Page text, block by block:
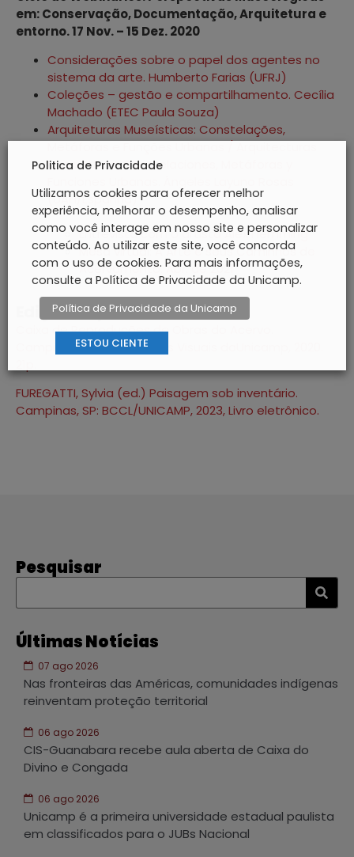
em: Conservação, Documentação, Arquitetura e
entorno. 17 Nov. – 15 Dez. 2020
Considerações sobre o papel dos agentes no
sistema da arte. Humberto Farias (UFRJ)
Coleções – gestão e compartilhamento. Cecília
Machado (ETEC Paula Souza)
Arquiteturas Museísticas: Constelações,
Museísticas: Constelaciones, Metáforas y
(UAH/Espanha)
Entrevista com o artista Alex Flemming
Mesa virtual: A Arte e seus Caminhos de
Acervamento. Abr. de 2021
Edições Especiais
Caixa de Reproduções de Obras do Acervo.
Campinas: Museu de Artes Visuais daUnicamp, 2020.
FUREGATTI, Sylvia (ed.) Paisagem sob inventário.
Campinas, SP: BCCL/UNICAMP, 2023, Livro eletrônico.
Pesquisar
Últimas Notícias
07 ago 2026
Nas fronteiras das Américas, comunidades indígenas
reinventam proteção territorial
06 ago 2026
CIS-Guanabara recebe aula aberta de Caixa do
Divino e Congada
06 ago 2026
Unicamp é a primeira universidade estadual paulista
em classificados para o JUBs Nacional
Politica de Privacidade
Utilizamos cookies para oferecer melhor
experiência, melhorar o desempenho, analisar
como você interage em nosso site e personalizar
conteúdo. Ao utilizar este site, você concorda
com o uso de cookies. Para mais informações,
consulte a Política de Privacidade da Unicamp.
Política de Privacidade da Unicamp
ESTOU CIENTE